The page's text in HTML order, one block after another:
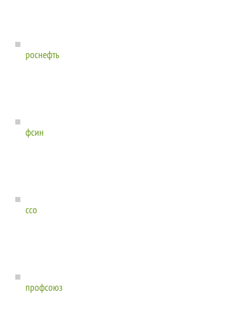
роснефть
фсин
ссо
профсоюз